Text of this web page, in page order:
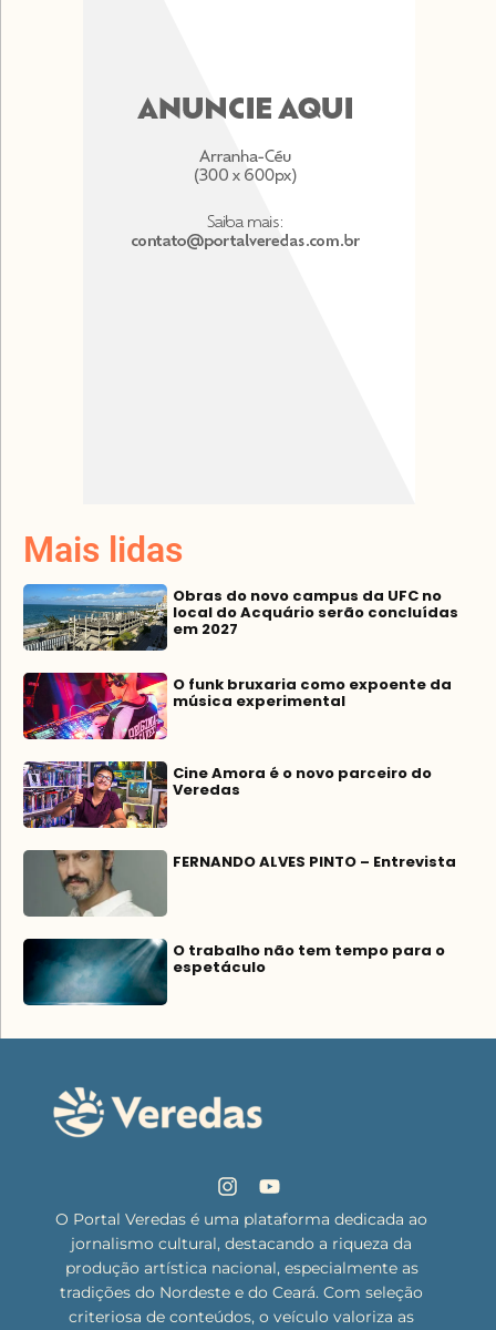
Mais lidas
Obras do novo campus da UFC no
local do Acquário serão concluídas
em 2027
O funk bruxaria como expoente da
música experimental
Cine Amora é o novo parceiro do
Veredas
FERNANDO ALVES PINTO – Entrevista
O trabalho não tem tempo para o
espetáculo
O Portal Veredas é uma plataforma dedicada ao
jornalismo cultural, destacando a riqueza da
produção artística nacional, especialmente as
tradições do Nordeste e do Ceará. Com seleção
criteriosa de conteúdos, o veículo valoriza as